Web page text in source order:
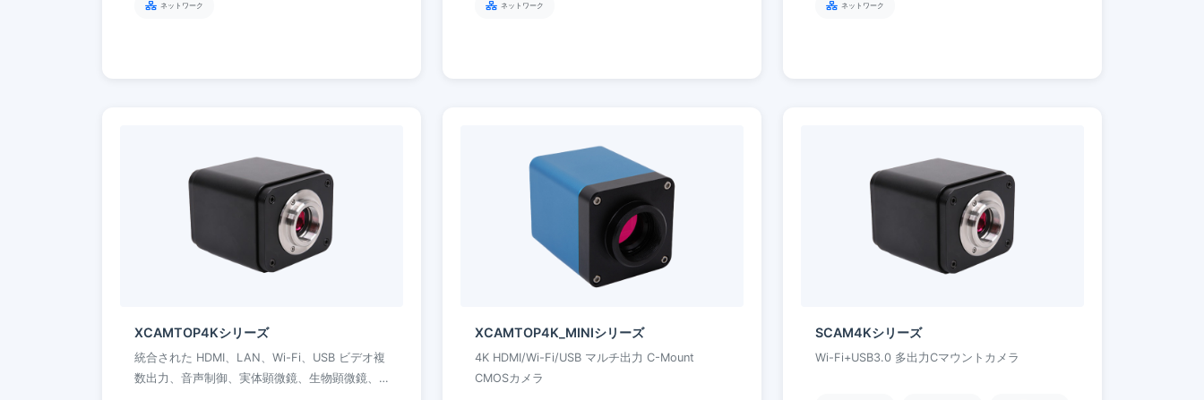
ネットワーク ネットワーク ネットワーク
XCAMTOP4Kシリーズ
統合された HDMI、LAN、Wi-Fi、USB ビデオ複
数出力、音声制御、実体顕微鏡、生物顕微鏡、
XCAMTOP4K_MINIシリーズ
4K HDMI/Wi-Fi/USB マルチ出力 C-Mount
CMOSカメラ
SCAM4Kシリーズ
Wi-Fi+USB3.0 多出力Cマウントカメラ